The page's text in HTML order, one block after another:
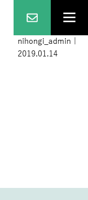
nihongi_admin
2019.01.14